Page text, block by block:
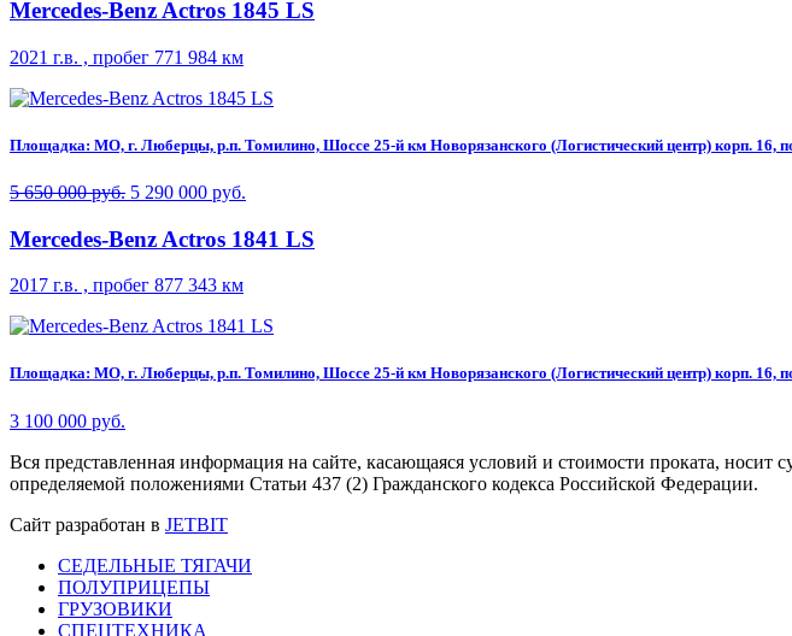
Mercedes-Benz Actros 1845 LS
2021 г.в. , пробег 771 984 км
Площадка: МО, г. Люберцы, р.п. Томилино, Шоссе 25-й км Новорязанского (Логистический центр) корп. 16,
5 650 000 руб. 5 290 000 руб.
Mercedes-Benz Actros 1841 LS
2017 г.в. , пробег 877 343 км
Площадка: МО, г. Люберцы, р.п. Томилино, Шоссе 25-й км Новорязанского (Логистический центр) корп. 16,
3 100 000 руб.
Вся представленная информация на сайте, касающаяся условий и стоимости проката,
определяемой положениями Статьи 437 (2) Гражданского кодекса Российской Федерации.
Сайт разработан в JETBIT
СЕДЕЛЬНЫЕ ТЯГАЧИ
ПОЛУПРИЦЕПЫ
ГРУЗОВИКИ
СПЕЦТЕХНИКА